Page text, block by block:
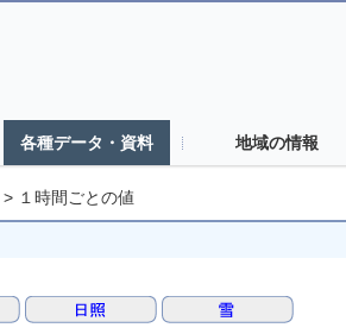
各種データ・資料 地域の情報
> １時間ごとの値